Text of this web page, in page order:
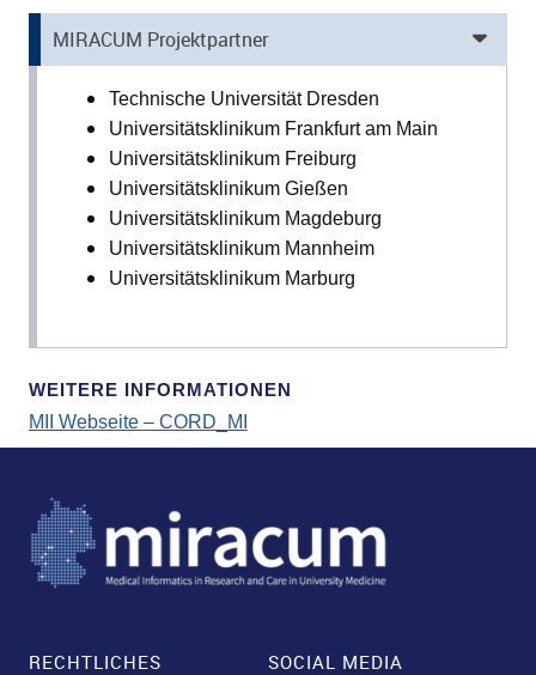
MIRACUM Projektpartner
Technische Universität Dresden
Universitätsklinikum Frankfurt am Main
Universitätsklinikum Freiburg
Universitätsklinikum Gießen
Universitätsklinikum Magdeburg
Universitätsklinikum Mannheim
Universitätsklinikum Marburg
WEITERE INFORMATIONEN
MII Webseite – CORD_MI
RECHTLICHES SOCIAL MEDIA